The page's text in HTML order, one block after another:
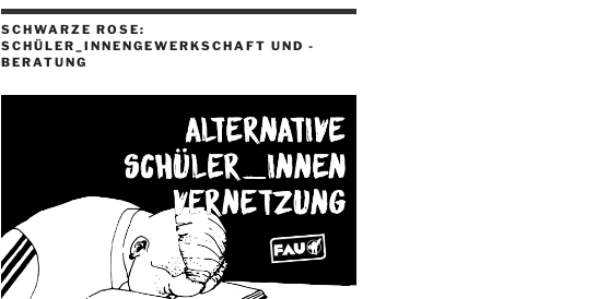
SCHWARZE ROSE:
SCHÜLER_INNENGEWERKSCHAFT UND -
BERATUNG